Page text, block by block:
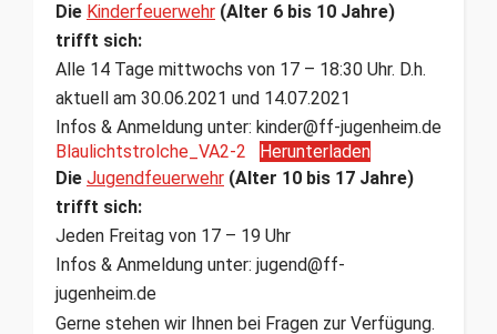
Die Kinderfeuerwehr (Alter 6 bis 10 Jahre)
trifft sich:
Alle 14 Tage mittwochs von 17 – 18:30 Uhr. D.h.
aktuell am 30.06.2021 und 14.07.2021
Infos & Anmeldung unter: kinder@ff-jugenheim.de
Blaulichtstrolche_VA2-2
Herunterladen
Die Jugendfeuerwehr (Alter 10 bis 17 Jahre)
trifft sich:
Jeden Freitag von 17 – 19 Uhr
Infos & Anmeldung unter: jugend@ff-
jugenheim.de
Gerne stehen wir Ihnen bei Fragen zur Verfügung.